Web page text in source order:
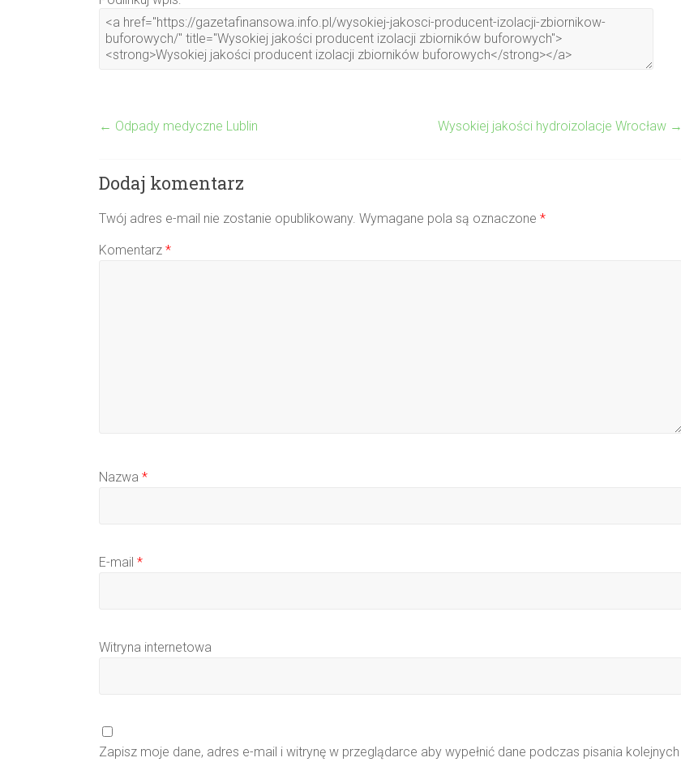
← Odpady medyczne Lublin Wysokiej jakości hydroizolacje Wrocław →
Dodaj komentarz
Twój adres e-mail nie zostanie opublikowany. Wymagane pola są oznaczone *
Komentarz *
Nazwa *
E-mail *
Witryna internetowa
Zapisz moje dane, adres e-mail i witrynę w przeglądarce aby wypełnić dane podczas pisania kolejnych